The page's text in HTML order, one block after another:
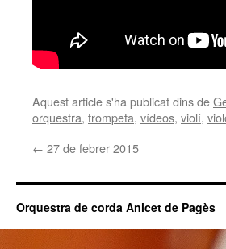
Aquest article s'ha publicat dins de
orquestra, trompeta, vídeos, violí,
← 27 de febrer 2015
Orquestra de corda Anicet de Pagès